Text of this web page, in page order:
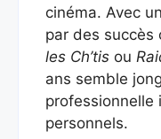
cinéma. Avec
par des succès
les Ch’tis ou
ans semble
professionnelle
personnels.